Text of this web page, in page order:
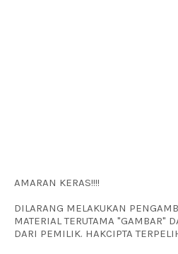
AMARAN KERAS!!!!
DILARANG MELAKUKAN
MATERIAL TERUTAMA "GAMBAR"
DARI PEMILIK. HAKCIPTA